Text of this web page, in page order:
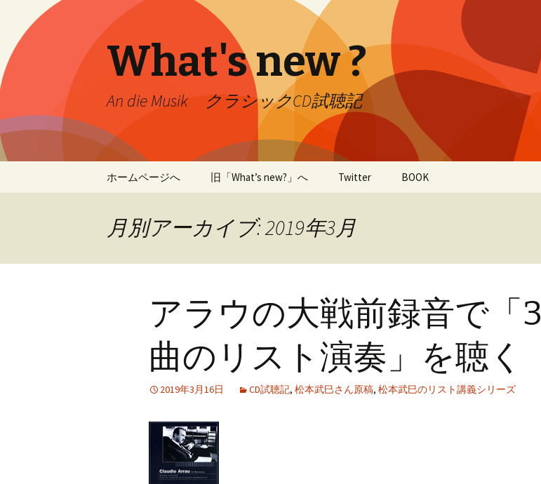
What's new ?
An die Musik クラシックCD試聴記
ホームページへ 旧「What’s new?」へ Twitter BOOK
月別アーカイブ: 2019年3月
アラウの大戦前録音で「3
曲のリスト演奏」を聴く
2019年3月16日 CD試聴記, 松本武巳さん原稿, 松本武巳のリスト講義シリーズ